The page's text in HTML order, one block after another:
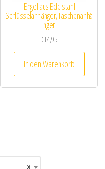
Engel aus Edelstahl
Schlüsselanhänger,Taschenanhä
nger
€14,95
In den Warenkorb
×